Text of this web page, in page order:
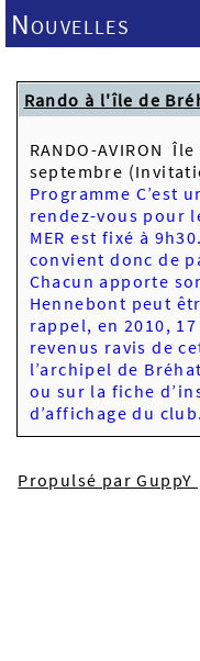
Nouvelles
Rando à l'île de
RANDO-AVIRON
septembre
Programme C’est
rendez-vous pour
MER est fixé à
convient donc de
Chacun apporte
Hennebont peut
rappel, en 2010,
revenus ravis de
l’archipel de
ou sur la fiche
d’affichage du club.
Propulsé par GuppY